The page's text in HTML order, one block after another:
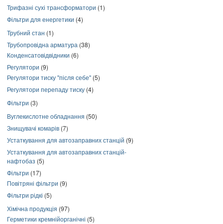
Трифазні сухі трансформатори (1)
Фільтри для енергетики (4)
Трубний стан (1)
Трубопровідна арматура (38)
Конденсатовідвідники (6)
Регулятори (9)
Регулятори тиску "після себе" (5)
Регулятори перепаду тиску (4)
Фільтри (3)
Вуглекислотне обладнання (50)
Знищувачі комарів (7)
Устаткування для автозаправних станцій (9)
Устаткування для автозаправних станцій-
нафтобаз (5)
Фільтри (17)
Повітряні фільтри (9)
Фільтри рідкі (5)
Хімічна продукція (97)
Герметики кремнійорганічні (5)